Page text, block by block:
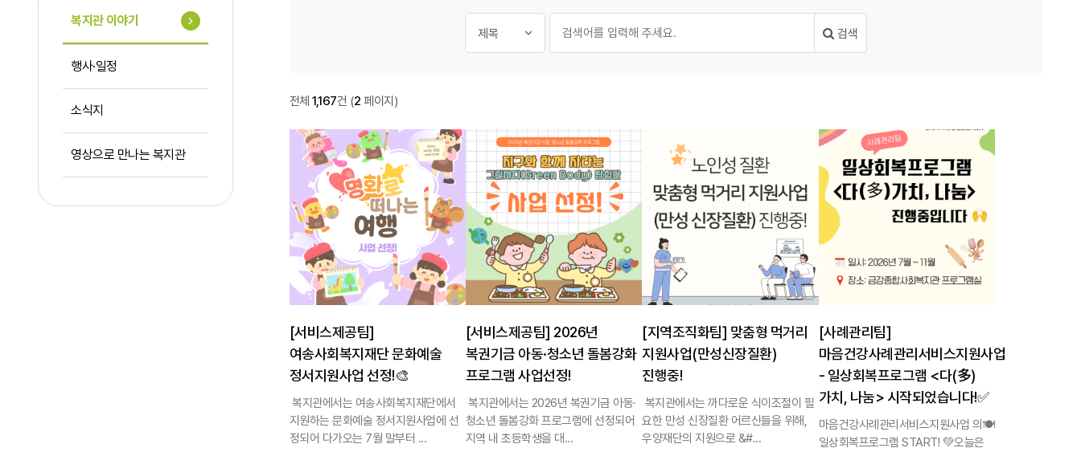
검색
복지관
이야기
전체 1,167건 (2 페이지)
복지관 이야기 목록
1151
[서비스제공팀]
여송사회복지재단 문화예술
정서지원사업 선정!🎨
복지관에서는 여송사회복지재단에서
지원하는 문화예술 정서지원사업에 선
정되어 다가오는 7월 말부터 ...
1150
[서비스제공팀] 2026년
복권기금 아동·청소년 돌봄강화
프로그램 사업선정!
복지관에서는 2026년 복권기금 아동·
청소년 돌봄강화 프로그램에 선정되어
지역 내 초등학생을 대...
1149
[지역조직화팀] 맞춤형 먹거리
지원사업(만성신장질환)
진행중!
복지관에서는 까다로운 식이조절이 필
요한 만성 신장질환 어르신들을 위해,
우양재단의 지원으로 &#...
1148
[사례관리팀]
마음건강사례관리서비스지원사업
- 일상회복프로그램 <다(多)
가치, 나눔> 시작되었습니다!✅
마음건강사례관리서비스지원사업 의🍽️
일상회복프로그램 START! 💚오늘은
복지관 이야기
행사·일정
소식지
영상으로 만나는 복지관